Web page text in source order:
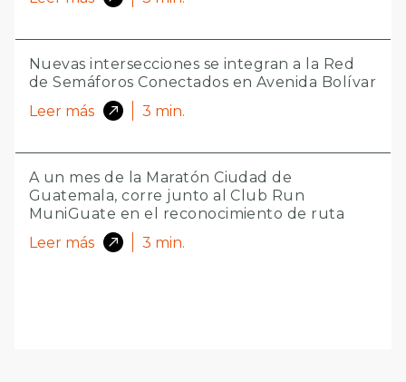
Nuevas intersecciones se integran a la Red
de Semáforos Conectados en Avenida Bolívar
Leer más
3 min.
A un mes de la Maratón Ciudad de
Guatemala, corre junto al Club Run
MuniGuate en el reconocimiento de ruta
Leer más
3 min.